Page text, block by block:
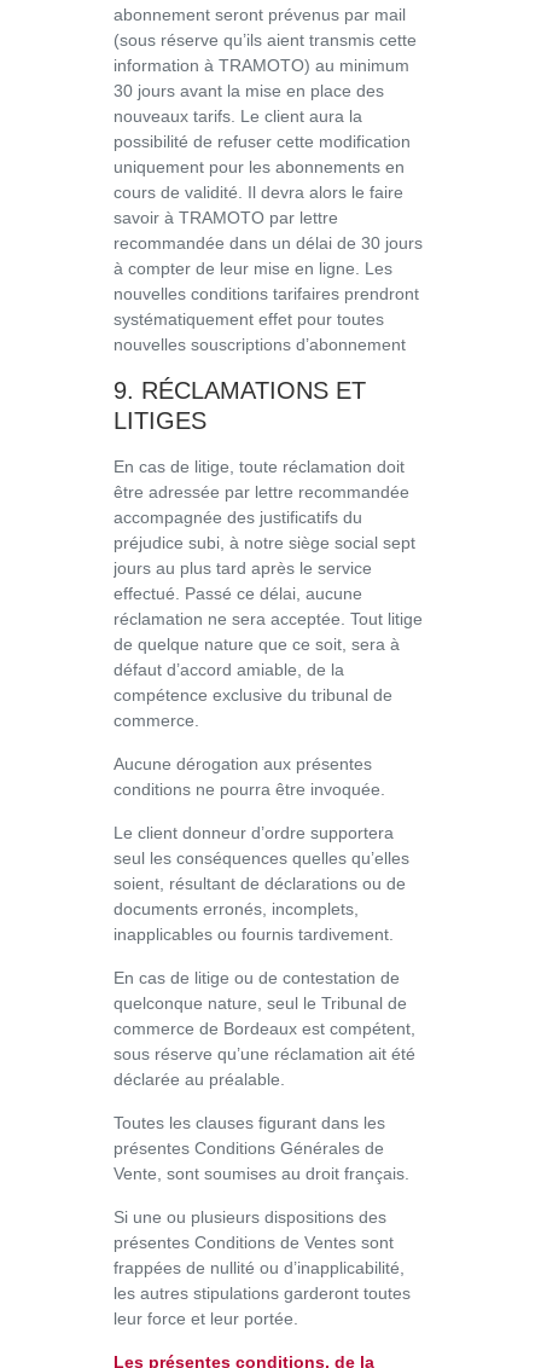
abonnement seront prévenus par mail
(sous réserve qu’ils aient transmis cette
information à TRAMOTO) au minimum
30 jours avant la mise en place des
nouveaux tarifs. Le client aura la
possibilité de refuser cette modification
uniquement pour les abonnements en
cours de validité. Il devra alors le faire
savoir à TRAMOTO par lettre
recommandée dans un délai de 30 jours
à compter de leur mise en ligne. Les
nouvelles conditions tarifaires prendront
systématiquement effet pour toutes
nouvelles souscriptions d’abonnement
9. RÉCLAMATIONS ET
LITIGES
En cas de litige, toute réclamation doit
être adressée par lettre recommandée
accompagnée des justificatifs du
préjudice subi, à notre siège social sept
jours au plus tard après le service
effectué. Passé ce délai, aucune
réclamation ne sera acceptée. Tout litige
de quelque nature que ce soit, sera à
défaut d’accord amiable, de la
compétence exclusive du tribunal de
commerce.
Aucune dérogation aux présentes
conditions ne pourra être invoquée.
Le client donneur d’ordre supportera
seul les conséquences quelles qu’elles
soient, résultant de déclarations ou de
documents erronés, incomplets,
inapplicables ou fournis tardivement.
En cas de litige ou de contestation de
quelconque nature, seul le Tribunal de
commerce de Bordeaux est compétent,
sous réserve qu’une réclamation ait été
déclarée au préalable.
Toutes les clauses figurant dans les
présentes Conditions Générales de
Vente, sont soumises au droit français.
Si une ou plusieurs dispositions des
présentes Conditions de Ventes sont
frappées de nullité ou d’inapplicabilité,
les autres stipulations garderont toutes
leur force et leur portée.
Les présentes conditions, de la